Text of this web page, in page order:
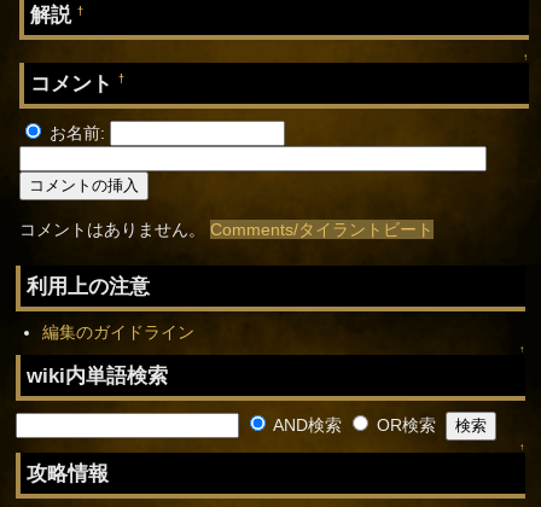
解説†
↑
コメント†
お名前:
コメントはありません。Comments/タイラントビート
利用上の注意
編集のガイドライン
↑
wiki内単語検索
AND検索 OR検索
↑
攻略情報